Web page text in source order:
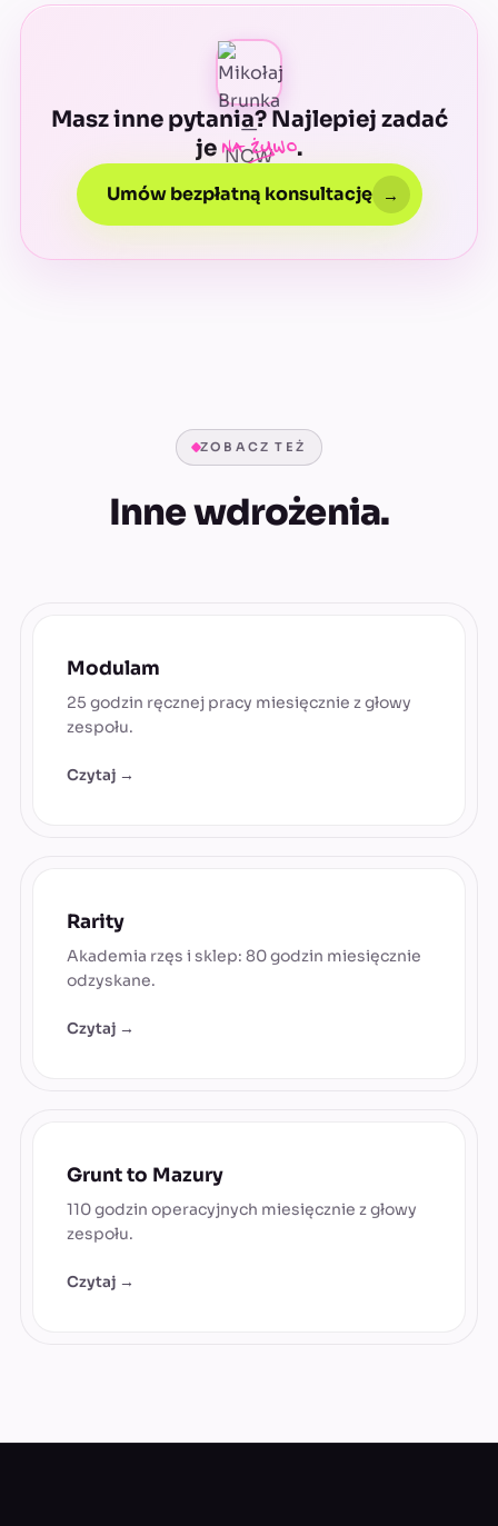
maile.
Masz inne pytania? Najlepiej zadać
je na żywo.
Umów bezpłatną konsultację →
ZOBACZ TEŻ
Inne wdrożenia.
Modulam
25 godzin ręcznej pracy miesięcznie z głowy
zespołu.
Czytaj →
Rarity
Akademia rzęs i sklep: 80 godzin miesięcznie
odzyskane.
Czytaj →
Grunt to Mazury
110 godzin operacyjnych miesięcznie z głowy
zespołu.
Czytaj →